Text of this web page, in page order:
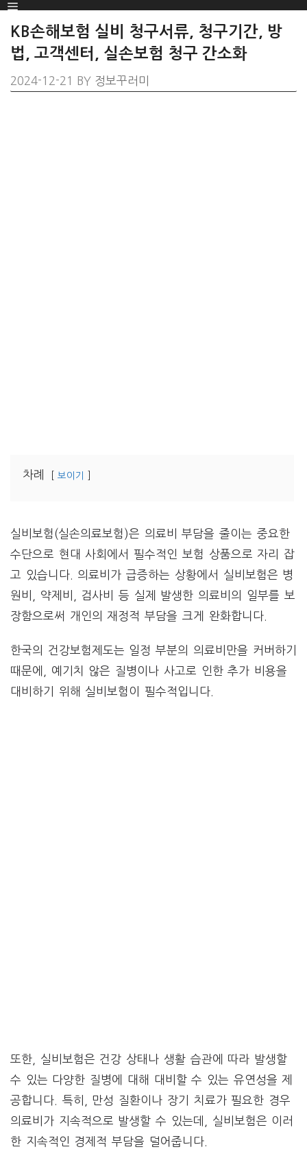
SKIP
TO
CONTENT
Menu
KB손해보험 실비 청구서류, 청구기간, 방
법, 고객센터, 실손보험 청구 간소화
2024-12-21 BY 정보꾸러미
차례 보이기
실비보험(실손의료보험)은 의료비 부담을 줄이는 중요한
수단으로 현대 사회에서 필수적인 보험 상품으로 자리 잡
고 있습니다. 의료비가 급증하는 상황에서 실비보험은 병
원비, 약제비, 검사비 등 실제 발생한 의료비의 일부를 보
장함으로써 개인의 재정적 부담을 크게 완화합니다.
한국의 건강보험제도는 일정 부분의 의료비만을 커버하기
때문에, 예기치 않은 질병이나 사고로 인한 추가 비용을
대비하기 위해 실비보험이 필수적입니다.
또한, 실비보험은 건강 상태나 생활 습관에 따라 발생할
수 있는 다양한 질병에 대해 대비할 수 있는 유연성을 제
공합니다. 특히, 만성 질환이나 장기 치료가 필요한 경우
의료비가 지속적으로 발생할 수 있는데, 실비보험은 이러
한 지속적인 경제적 부담을 덜어줍니다.